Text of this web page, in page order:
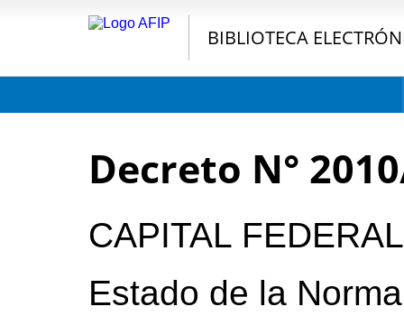
BIBLIOTECA
Decreto N°
CAPITAL FEDERAL
Estado de la